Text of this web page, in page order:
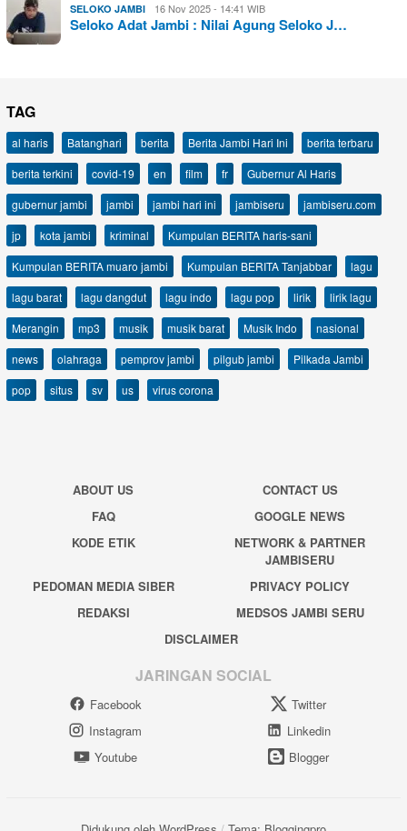
SELOKO JAMBI 16 Nov 2025 - 14:41 WIB
Seloko Adat Jambi : Nilai Agung Seloko J…
TAG
al haris Batanghari berita Berita Jambi Hari Ini
berita terbaru
berita terkini
covid-19 en film fr
Gubernur Al Haris
gubernur jambi
jambi jambi hari ini jambiseru
jambiseru.com
jp
kota jambi kriminal
Kumpulan BERITA haris-sani
Kumpulan BERITA muaro jambi
Kumpulan BERITA Tanjabbar
lagu
lagu barat
lagu dangdut lagu indo lagu pop lirik
lirik lagu
Merangin
mp3 musik musik barat Musik Indo
nasional
news
olahraga pemprov jambi pilgub jambi
Pilkada Jambi
pop
situs sv us virus corona
ABOUT US
CONTACT US
FAQ
GOOGLE NEWS
KODE ETIK
NETWORK & PARTNER
JAMBISERU
PEDOMAN MEDIA SIBER
PRIVACY POLICY
REDAKSI
MEDSOS JAMBI SERU
DISCLAIMER
JARINGAN SOCIAL
Facebook
Twitter
Instagram
Linkedin
Youtube
Blogger